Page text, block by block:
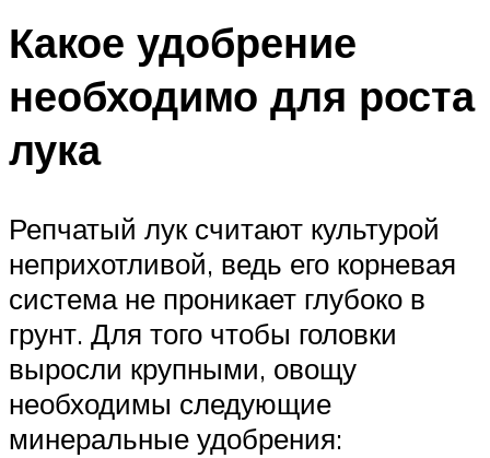
Какое удобрение
необходимо для роста
лука
Репчатый лук считают культурой
неприхотливой, ведь его корневая
система не проникает глубоко в
грунт. Для того чтобы головки
выросли крупными, овощу
необходимы следующие
минеральные удобрения: